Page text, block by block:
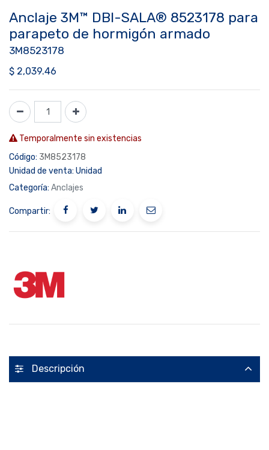
Anclaje 3M™ DBI-SALA® 8523178 para
parapeto de hormigón armado
3M8523178
$ 2,039.46
Temporalmente sin existencias
Código: 3M8523178
Unidad de venta: Unidad
Categoría: Anclajes
Compartir:
Descripción